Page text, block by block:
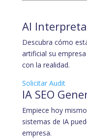
AI
Descubra cómo
artificial su
con la realidad.
Solicitar Audit
IA SEO
Empiece hoy
sistemas de IA
empresa.